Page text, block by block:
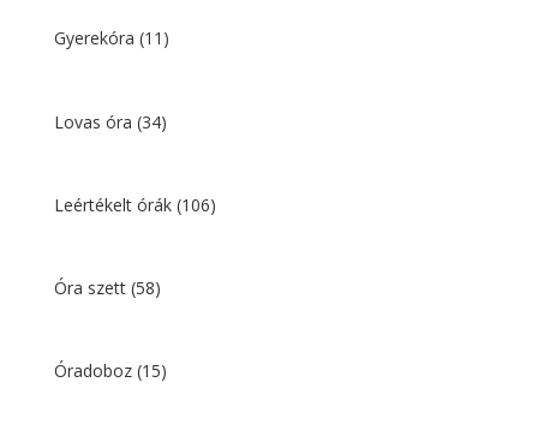
Gyerekóra (11)
Lovas óra (34)
Leértékelt órák (106)
Óra szett (58)
Óradoboz (15)